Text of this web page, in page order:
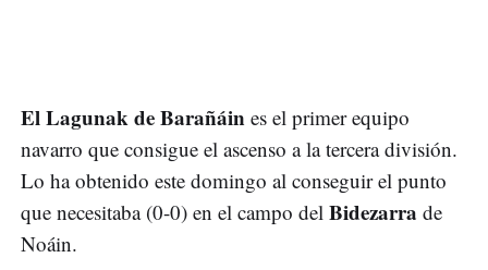
El Lagunak de Barañáin es el primer equipo
navarro que consigue el ascenso a la tercera división.
Lo ha obtenido este domingo al conseguir el punto
que necesitaba (0-0) en el campo del Bidezarra de
Noáin.